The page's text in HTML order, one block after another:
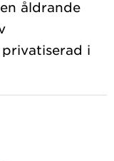
åldrande
i